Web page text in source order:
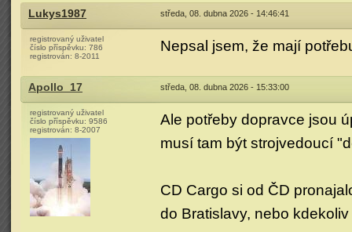
Lukys1987 středa, 08. dubna 2026 - 14:46:41
registrovaný uživatel
číslo příspěvku: 786
registrován: 8-2011
Nepsal jsem, že mají
Apollo_17 středa, 08. dubna 2026 - 15:33:00
registrovaný uživatel
číslo příspěvku: 9586
registrován: 8-2007
Ale potřeby dopravce jsou
musí tam být strojvedoucí
CD Cargo si od ČD
do Bratislavy, nebo kdekoliv